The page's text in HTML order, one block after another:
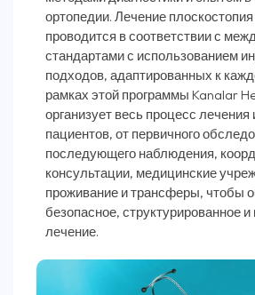
ортопедии. Лечение
проводится в соответствии с
стандартами с использованием
подходов, адаптированных к
рамках этой программы Kanalar
организует весь процесс
пациентов, от первичного
последующего наблюдения,
консультации, медицинские
проживание и трансферы, чтобы
безопасное, структурированное
лечение.